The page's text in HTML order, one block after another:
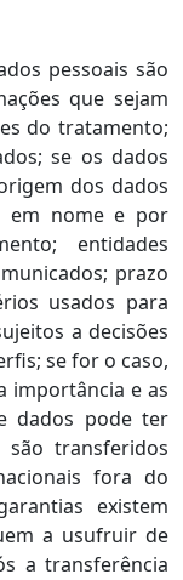
pessoais são
que sejam
do tratamento;
se os dados
dos dados
em nome e por
entidades
prazo
usados para
a decisões
se for o caso,
importância e as
dados pode ter
são transferidos
fora do
existem
a usufruir de
a transferência